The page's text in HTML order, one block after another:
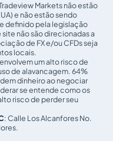
usá-lo?
um Follower
estratégia de um
de um
Markets não estão
e não estão sendo
definido pela legislação
não são direcionadas a
de FX e/ou CFDs seja
locais.
um alto risco de
de alavancagem. 64%
dinheiro ao negociar
se entende como os
risco de perder seu
: Calle Los Alcanfores No.